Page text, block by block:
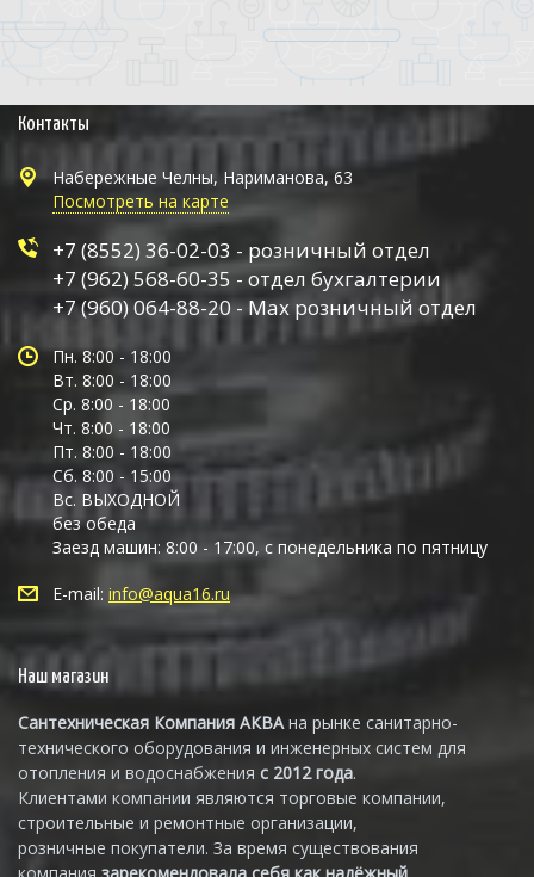
Контакты
Набережные Челны, Нариманова, 63
Посмотреть на карте
+7 (8552) 36-02-03 - розничный отдел
+7 (962) 568-60-35 - отдел бухгалтерии
+7 (960) 064-88-20 - Max розничный отдел
Пн. 8:00 - 18:00
Вт. 8:00 - 18:00
Ср. 8:00 - 18:00
Чт. 8:00 - 18:00
Пт. 8:00 - 18:00
Сб. 8:00 - 15:00
Вс. ВЫХОДНОЙ
без обеда
Заезд машин: 8:00 - 17:00, с понедельника по пятницу
E-mail: info@aqua16.ru
Наш магазин
Сантехническая Компания АКВАна рынке санитарно-
технического оборудования и инженерных систем для
отопления и водоснабжения с 2012 года.
Клиентами компании являются торговые компании,
строительные и ремонтные организации,
розничные покупатели. За время существования